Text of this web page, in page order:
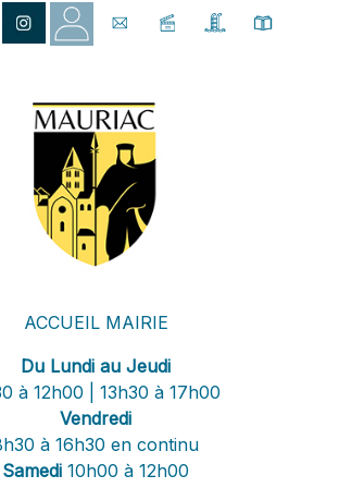
ACCUEIL MAIRIE
Du Lundi au Jeudi
à 12h00 | 13h30 à 17h00
Vendredi
à 16h30 en continu
Samedi 10h00 à 12h00